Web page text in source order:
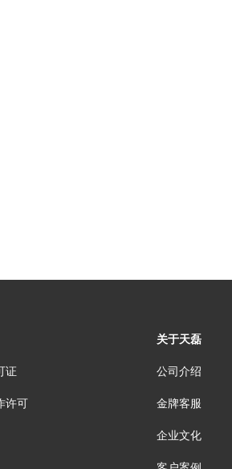
证
许可
关于天磊
公司介绍
金牌客服
企业文化